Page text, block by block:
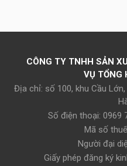
CÔNG TY TNHH SẢN
VỤ TỔNG
Địa chỉ: số 100, khu Cầu
Số điện thoại: 0969
Mã số
Người đại
Giấy phép đăng ký